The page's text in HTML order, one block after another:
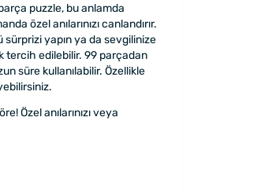
puzzle, bu anlamda
özel anılarınızı canlandırır.
yapın ya da sevgilinize
tercih edilebilir. 99 parçadan
süre kullanılabilir. Özellikle
Özel anılarınızı veya